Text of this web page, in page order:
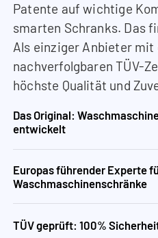
Patente auf wichtige
smarten Schranks. Das
Als einziger Anbieter mit
nachverfolgbaren TÜV-
höchste Qualität und
Das Original:
entwickelt
Europas führender Experte
Waschmaschinenschränke
TÜV geprüft: 100%